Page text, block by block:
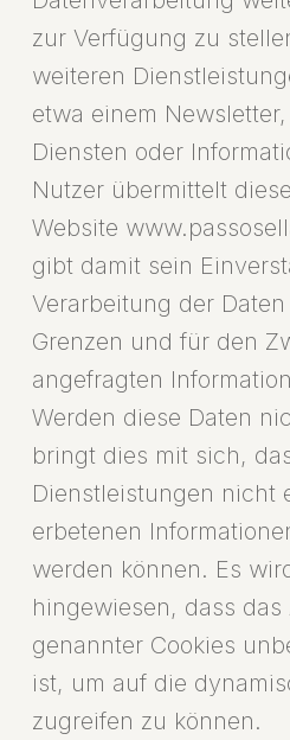
zur Verfügung zu
weiteren
etwa einem
Diensten oder
Nutzer übermittelt
Website
gibt damit sein
Verarbeitung der
Grenzen und für den
angefragten
Werden diese Daten
bringt dies mit sich,
Dienstleistungen nicht
erbetenen
werden können. Es
hingewiesen, dass das
genannter Cookies
ist, um auf die
zugreifen zu können.